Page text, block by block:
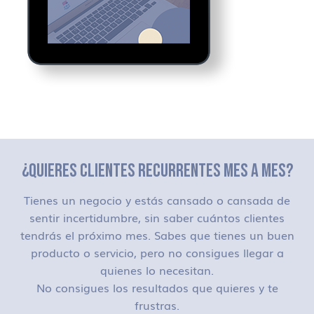
¿QUIERES CLIENTES RECURRENTES MES A MES?
Tienes un negocio y estás cansado o cansada de
sentir incertidumbre, sin saber cuántos clientes
tendrás el próximo mes. Sabes que tienes un buen
producto o servicio, pero no consigues llegar a
quienes lo necesitan.
No consigues los resultados que quieres y te
frustras.